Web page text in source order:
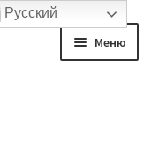
Меню
Русский